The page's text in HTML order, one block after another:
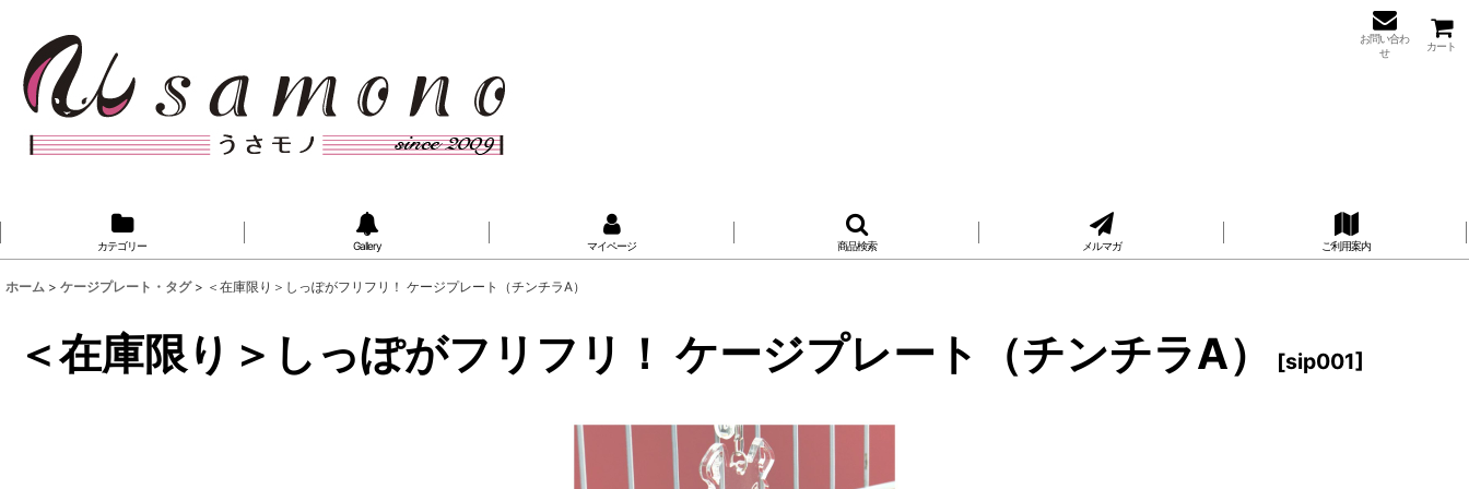
お問い合わ
せ
カート
カテゴリー Gallery マイページ 商品検索 メルマガ ご利用案内
ホーム > ケージプレート・タグ > ＜在庫限り＞しっぽがフリフリ！ ケージプレート（チンチラA）
＜在庫限り＞しっぽがフリフリ！ ケージプレート（チンチラA） [sip001]